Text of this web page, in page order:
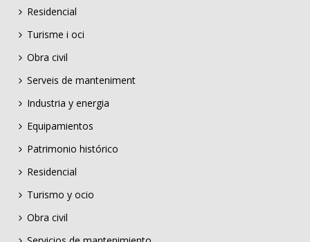
Residencial
Turisme i oci
Obra civil
Serveis de manteniment
Industria y energia
Equipamientos
Patrimonio histórico
Residencial
Turismo y ocio
Obra civil